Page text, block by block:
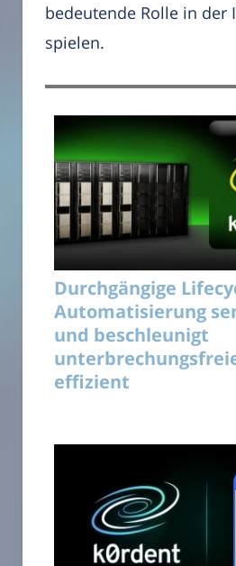
bedeutende Rolle in der
spielen.
Durchgängige
Automatisierung
und beschleunigt
effizient